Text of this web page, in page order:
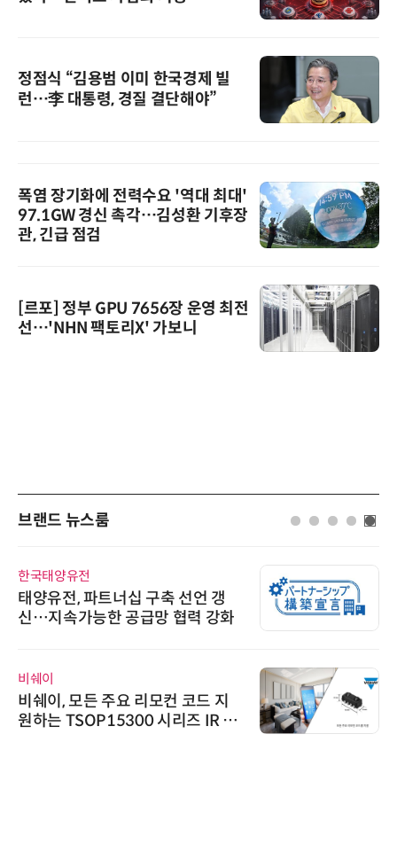
정점식 “김용범 이미 한국경제 빌
런…李 대통령, 경질 결단해야”
폭염 장기화에 전력수요 '역대 최대'
97.1GW 경신 촉각…김성환 기후장
관, 긴급 점검
[르포] 정부 GPU 7656장 운영 최전
선…'NHN 팩토리X' 가보니
브랜드 뉴스룸
AIPD
“특허분석도 AI와 함께”…IP산업
'AX' 시대 본격화, 지식재산처 1호
위고페어
위고페어, 서울AI허브 '2026 AI 전
환(AX) 지원사업' 컨소시엄 선정